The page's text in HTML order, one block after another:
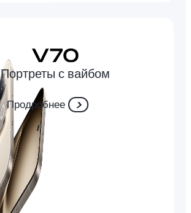
Портреты с вайбом
Продробнее